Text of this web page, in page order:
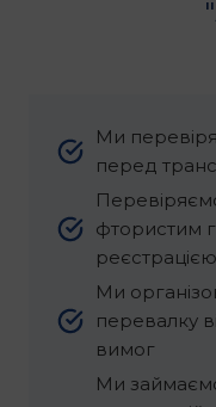
Ми
перед
фтористим
Ми
перевалку
вимог
Ми